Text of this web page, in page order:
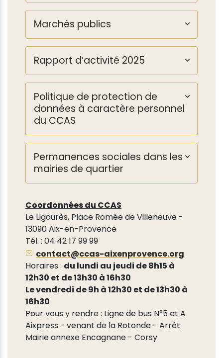
Marchés publics
Rapport d’activité 2025
Politique de protection de
données à caractère personnel
du CCAS
Permanences sociales dans les
mairies de quartier
Coordonnées du CCAS
Le Ligourès, Place Romée de Villeneuve -
13090 Aix-en-Provence
Tél. : 04 42 17 99 99
contact@ccas-aixenprovence.org
Horaires : du lundi au jeudi de 8h15 à
12h30 et de 13h30 à 16h30
Le vendredi de 9h à 12h30 et de 13h30 à
16h30
Pour vous y rendre : Ligne de bus N°5 et A
Aixpress - venant de la Rotonde - Arrêt
Mairie annexe Encagnane - Corsy